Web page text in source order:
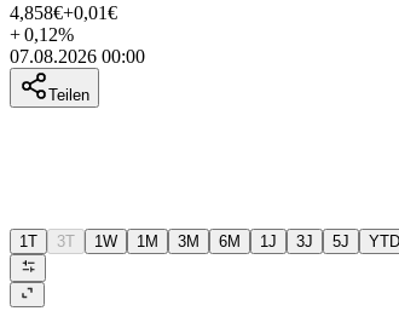
4,858€+0,01€
+0,12%
07.08.2026 00:00
Teilen
1T 3T 1W 1M 3M 6M 1J 3J 5J YTD